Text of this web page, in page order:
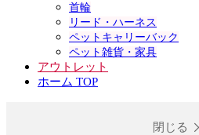
首輪
リード・ハーネス
ペットキャリーバック
ペット雑貨・家具
アウトレット
ホーム TOP
閉じる